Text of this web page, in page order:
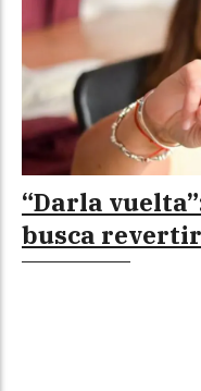
“Darla
busca